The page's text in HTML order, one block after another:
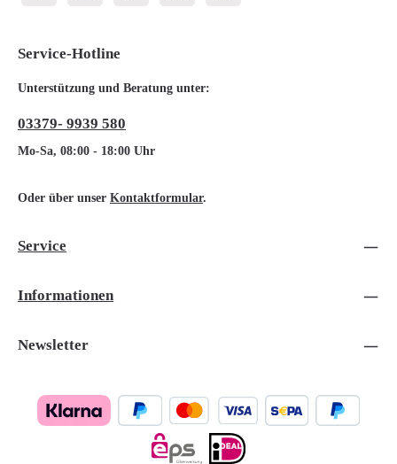
Service-Hotline
Unterstützung und Beratung unter:
03379- 9939 580
Mo-Sa, 08:00 - 18:00 Uhr
Oder über unser Kontaktformular.
Service
Informationen
Newsletter